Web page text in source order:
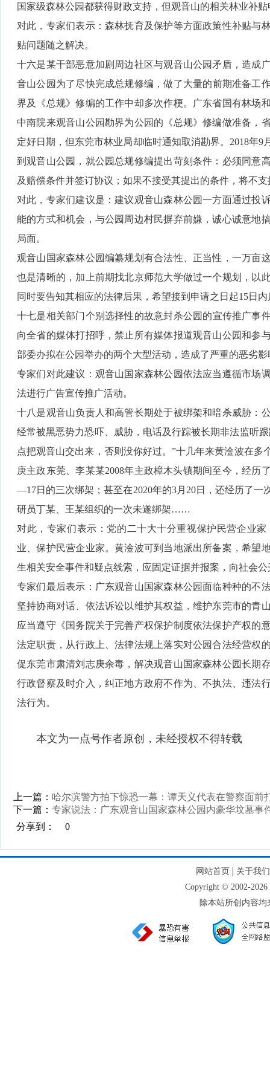
国家级森林公园都获得财政支持，但观音山的相关林业补
对此，专家们表示：森林抚育及保护等方面政策性补贴与
贴问题随之解决。
十六是某干部恶意加剧周边社区与观音山公园矛盾，造成
音山公园为了尽快完成总规修编，做了大量的前期准备工
界及《总规》修编的工作中却多次作梗。广东省国有林场
中南院来观音山公园勘界为公园的《总规》修编做准备，
定好日期，但东莞市林业局却临时通知取消勘界。2018年
到观音山公园，就公园总规修编提出苛刻条件：必须同意
及赔偿条件并签订协议；如果不接受其提出的条件，将不
对此，专家们建议是：建议观音山森林公园一方面通过投
能的方式和机会，与公园周边村民摒弃前嫌，诚心诚意地
局面。
观音山国家森林公园编纂规划有合法性、正当性，一万亩
也是清晰的，加上前期找北京师范大学做过一个规划，以
同时要告知其相应的法律后果，希望接到申请之日起15日
十七是相关部门个别选择性的故意封杀公园的宣传推广事
向全省的媒体打招呼，禁止所有媒体报道观音山公园和参
部委办拟在公园举办的两个大型活动，造成了严重的恶劣影
专家们对此建议：观音山国家森林公园依法应当遵循市场
法进行广告宣传推广活动。
十八是观音山负责人和高管长期处于被绑架和暗杀威胁：
经常被黑恶势力恐吓、威胁，电话及行踪被长期非法监听
点把观音山交出来，否则没你好过。”十几年来黄淦波在多
庚主政东莞、李某某2008年主政樟木头镇期间至今，经历
—17日的三次绑架；甚至在2020年的3月20日，还经历了
研员丁某、王某组织的一次未遂绑架……
对此，专家们表示：党的二十大十分重视保护民营企业
业、保护民营企业家。黄淦波可到当地派出所备案，希望
生相关安全事件和疑点线索，应固定证据并报案，向社会
专家们最后表示：广东观音山国家森林公园面临种种的不
坚持协商对话、依法诉讼以维护其权益，维护东莞市的青
应当遵守《国务院关于完善产权保护制度依法保护产权的
法定职责，从行政上、法律法规上落实对公园合法经营权
促东莞市肃清刘志庚余毒，解决观音山国家森林公园长期
行政督察及时介入，纠正地方政府不作为、不执法、违法
法行为。
本文为一点号作者原创，未经授权不得转载
上一篇： 哈尔滨警方拍下惊恐一幕：谭天义代表在警察面前
下一篇： 专家说法：广东观音山国家森林公园内豪华坟墓事
分享到：
0
网站首页| 关于我们
Copyright © 2002-
除本站所创内容